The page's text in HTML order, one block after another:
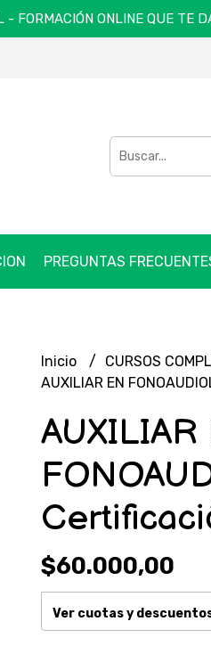
FORMACIÓN ONLINE QUE TE
PREGUNTAS
Inicio
CURSOS
AUXILIAR EN
AUXILIAR
$60.000,00
Ver cuotas y